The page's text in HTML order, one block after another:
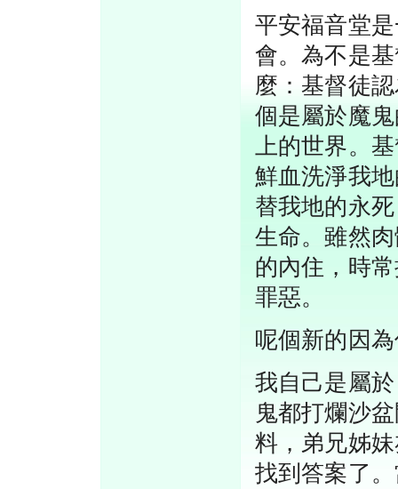
平安福音堂
會。為不是
麼：基督徒
個是屬於魔
上的世界。
鮮血洗淨我
替我地的永
生命。雖然
的內住，時
罪惡。
呢個新的因
我自己是屬
鬼都打爛沙
料，弟兄姊
找到答案了